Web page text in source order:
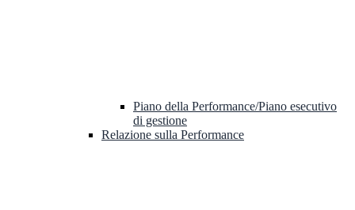
Piano della Performance/Piano esecutivo
di gestione
Relazione sulla Performance